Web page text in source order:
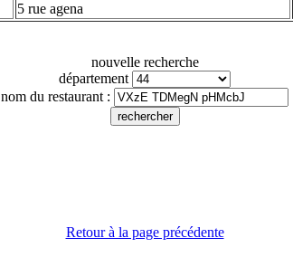
5 rue agena
nouvelle recherche
département
nom du restaurant :
Retour à la page précédente